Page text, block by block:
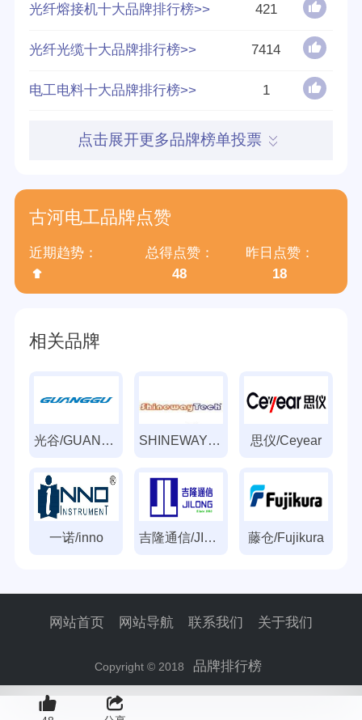
53%
光纤熔接机十大品牌排行榜>> 421
光纤光缆十大品牌排行榜>> 7414
电工电料十大品牌排行榜>> 1
点击展开更多品牌榜单投票
古河电工品牌点赞
近期趋势：
总得点赞：
48
昨日点赞：
18
相关品牌
光谷/GUANGGU SHINEWAYTECH 思仪/Ceyear
一诺/inno 吉隆通信/JILONG 藤仓/Fujikura
网站首页 网站导航 联系我们 关于我们
Copyright © 2018 品牌排行榜